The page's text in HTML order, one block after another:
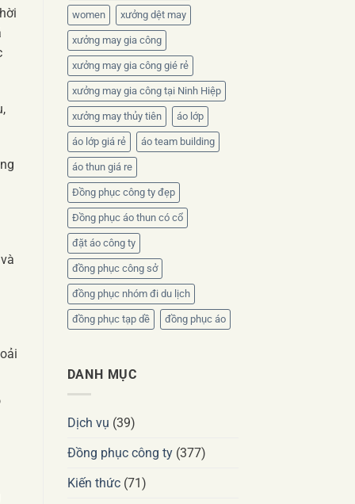
women xưởng dệt may
xưởng may gia công
xưởng may gia công gié rẻ
xưởng may gia công tại Ninh Hiệp
xưởng may thủy tiên áo lớp
áo lớp giá rẻ áo team building
áo thun giá re
Đồng phục công ty đẹp
Đồng phục áo thun có cổ
đặt áo công ty
đồng phục công sở
đồng phục nhóm đi du lịch
đồng phục tạp dề đồng phục áo
DANH MỤC
Dịch vụ (39)
Đồng phục công ty(377)
Kiến thức(71)